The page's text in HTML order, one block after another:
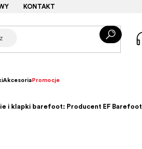
KONTAKT
AkcesoriaPromocje
i klapki barefoot: Producent EF Barefoot